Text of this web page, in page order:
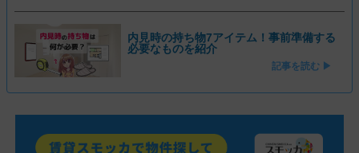
内見時の持ち物7アイテム！事前準備する
必要なものを紹介
記事を読む ▶